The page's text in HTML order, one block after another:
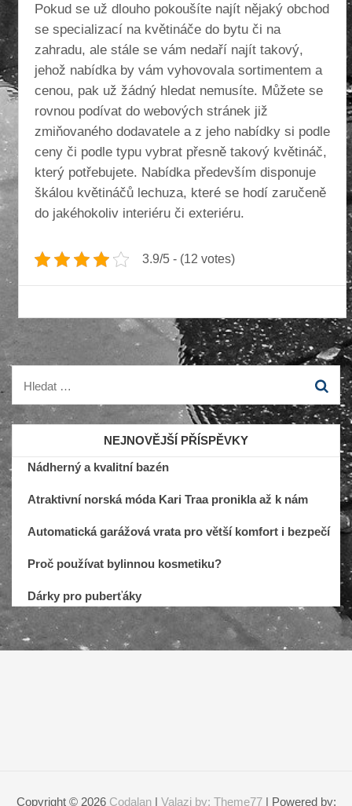
Pokud se už dlouho pokoušíte najít nějaký obchod
se specializací na květináče do bytu či na
zahradu, ale stále se vám nedaří najít takový,
jehož nabídka by vám vyhovovala sortimentem a
cenou, pak už žádný hledat nemusíte. Můžete se
rovnou podívat do webových stránek již
zmiňovaného dodavatele a z jeho nabídky si podle
ceny či podle typu vybrat přesně takový květináč,
který potřebujete. Nabídka především disponuje
škálou květináčů lechuza, které se hodí zaručeně
do jakéhokoliv interiéru či exteriéru.
3.9/5 - (12 votes)
Vyhledávání
NEJNOVĚJŠÍ PŘÍSPĚVKY
Nádherný a kvalitní bazén
Atraktivní norská móda Kari Traa pronikla až k nám
Automatická garážová vrata pro větší komfort i bezpečí
Proč používat bylinnou kosmetiku?
Dárky pro puberťáky
Copyright © 2026 Codalan| Valazi by: Theme77| Powered by: